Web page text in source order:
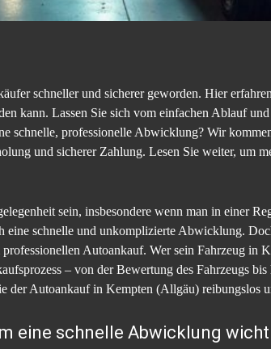
schneller und sicherer geworden. Hier
kann. Lassen Sie sich vom einfachen Ablauf
schnelle, professionelle Abwicklung? Wir
und sicherer Zahlung. Lesen Sie weiter, um
sein, insbesondere wenn man in einer
eine schnelle und unkomplizierte Abwicklung.
Autoankauf. Wer sein Fahrzeug in
– von der Bewertung des Fahrzeugs
der Autoankauf in Kempten (Allgäu) reibungslos
eine schnelle Abwicklung